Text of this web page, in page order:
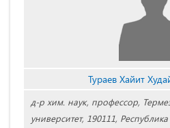
Тураев Хайит
д-р хим. наук, профессор,
университет, 190111,